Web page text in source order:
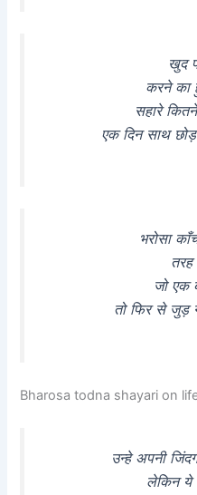
खुद
करने का
सहारे
एक दिन साथ
भरोसा
तरह
जो एक
तो फिर से जुड़
Bharosa todna shayari on
उन्हे अपनी
लेकिन ये